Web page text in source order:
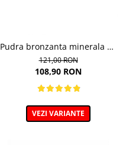
Pudra bronzanta minerala 6g
- 400N - Mineral Bronzer
121,00 RON
108,90 RON
VEZI VARIANTE